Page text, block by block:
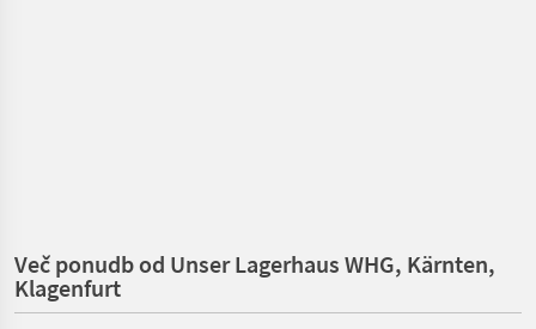
Več ponudb od Unser Lagerhaus WHG, Kärnten,
Klagenfurt